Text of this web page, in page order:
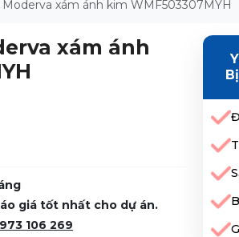
Moderva xám ánh kim WMF503307MYH
xám ánh
giá tốt nhất cho dự án.
106 269